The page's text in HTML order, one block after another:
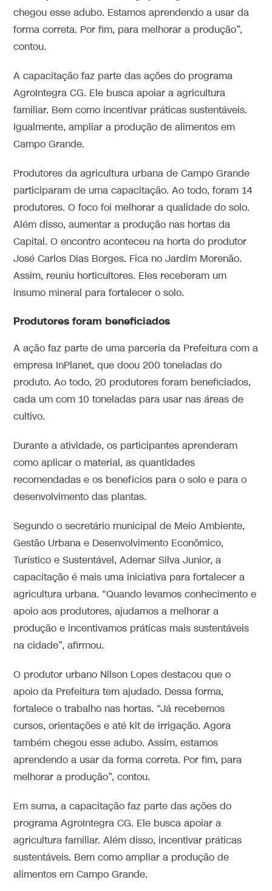
chegou esse adubo. Estamos aprendendo a usar da
forma correta. Por fim, para melhorar a produção”,
contou.
A capacitação faz parte das ações do programa
AgroIntegra CG. Ele busca apoiar a agricultura
familiar. Bem como incentivar práticas sustentáveis.
Igualmente, ampliar a produção de alimentos em
Campo Grande.
Produtores da agricultura urbana de Campo Grande
participaram de uma capacitação. Ao todo, foram 14
produtores. O foco foi melhorar a qualidade do solo.
Além disso, aumentar a produção nas hortas da
Capital. O encontro aconteceu na horta do produtor
José Carlos Dias Borges. Fica no Jardim Morenão.
Assim, reuniu horticultores. Eles receberam um
insumo mineral para fortalecer o solo.
Produtores foram beneficiados
A ação faz parte de uma parceria da Prefeitura com a
empresa InPlanet, que doou 200 toneladas do
produto. Ao todo, 20 produtores foram beneficiados,
cada um com 10 toneladas para usar nas áreas de
cultivo.
Durante a atividade, os participantes aprenderam
como aplicar o material, as quantidades
recomendadas e os benefícios para o solo e para o
desenvolvimento das plantas.
Segundo o secretário municipal de Meio Ambiente,
Gestão Urbana e Desenvolvimento Econômico,
Turístico e Sustentável, Ademar Silva Junior, a
capacitação é mais uma iniciativa para fortalecer a
agricultura urbana. “Quando levamos conhecimento e
apoio aos produtores, ajudamos a melhorar a
produção e incentivamos práticas mais sustentáveis
na cidade”, afirmou.
O produtor urbano Nilson Lopes destacou que o
apoio da Prefeitura tem ajudado. Dessa forma,
fortalece o trabalho nas hortas. “Já recebemos
cursos, orientações e até kit de irrigação. Agora
também chegou esse adubo. Assim, estamos
aprendendo a usar da forma correta. Por fim, para
melhorar a produção”, contou.
Em suma, a capacitação faz parte das ações do
programa AgroIntegra CG. Ele busca apoiar a
agricultura familiar. Além disso, incentivar práticas
sustentáveis. Bem como ampliar a produção de
alimentos em Campo Grande.